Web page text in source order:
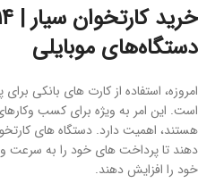
دستگاه‌های موبایلی
امروزه، استفاده از کارت های بانکی
است. این امر به ویژه برای کسب
هستند، اهمیت دارد. دستگاه های
دهند تا پرداخت های خود را به سرعت
خود را افزایش دهند.